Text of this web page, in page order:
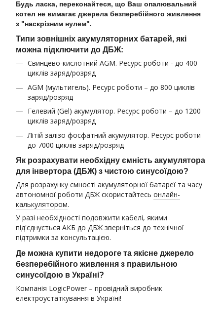
Будь ласка, переконайтеся, що Ваш опалювальний
котел не вимагає джерела безперебійного живлення
з "наскрізним нулем".
Типи зовнішніх акумуляторних батарей, які
можна підключити до ДБЖ:
Свинцево-кислотний AGM. Ресурс роботи - до 400
циклів заряд/розряд
AGM (мультигель). Ресурс роботи – до 800 циклів
заряд/розряд
Гелевий (Gel) акумулятор. Ресурс роботи – до 1200
циклів заряд/розряд
Літій залізо фосфатний акумулятор. Ресурс роботи
до 7000 циклів заряд/розряд
Як розрахувати необхідну ємність акумулятора
для інвертора (ДБЖ) з чистою синусоїдою?
Для розрахунку ємності акумуляторної батареї та часу
автономної роботи ДБЖ скористайтесь онлайн-
калькулятором.
У разі необхідності подовжити кабелі, якими
під'єднується АКБ до ДБЖ зверніться до технічної
підтримки за консультацією.
Де можна купити недороге та якісне джерело
безперебійного живлення з правильною
синусоїдою в Україні?
Компанія LogicPower – провідний виробник
електроустаткування в Україні!